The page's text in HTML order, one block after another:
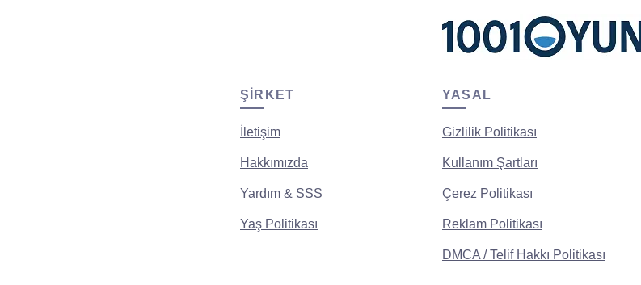
ŞIRKET
İletişim
Hakkımızda
Yardım & SSS
Yaş Politikası
YASAL
Gizlilik Politikası
Kullanım Şartları
Çerez Politikası
Reklam Politikası
DMCA / Telif Hakkı Politikası